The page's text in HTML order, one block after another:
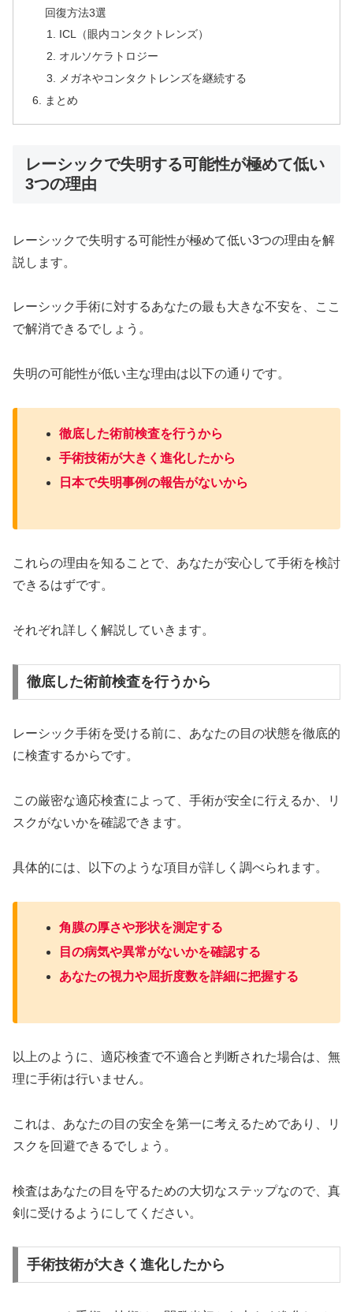
回復方法3選
ICL（眼内コンタクトレンズ）
オルソケラトロジー
メガネやコンタクトレンズを継続する
まとめ
レーシックで失明する可能性が極めて低い
3つの理由
レーシックで失明する可能性が極めて低い3つの理由を解
説します。
レーシック手術に対するあなたの最も大きな不安を、ここ
で解消できるでしょう。
失明の可能性が低い主な理由は以下の通りです。
徹底した術前検査を行うから
手術技術が大きく進化したから
日本で失明事例の報告がないから
これらの理由を知ることで、あなたが安心して手術を検討
できるはずです。
それぞれ詳しく解説していきます。
徹底した術前検査を行うから
レーシック手術を受ける前に、あなたの目の状態を徹底的
に検査するからです。
この厳密な適応検査によって、手術が安全に行えるか、リ
スクがないかを確認できます。
具体的には、以下のような項目が詳しく調べられます。
角膜の厚さや形状を測定する
目の病気や異常がないかを確認する
あなたの視力や屈折度数を詳細に把握する
以上のように、適応検査で不適合と判断された場合は、無
理に手術は行いません。
これは、あなたの目の安全を第一に考えるためであり、リ
スクを回避できるでしょう。
検査はあなたの目を守るための大切なステップなので、真
剣に受けるようにしてください。
手術技術が大きく進化したから